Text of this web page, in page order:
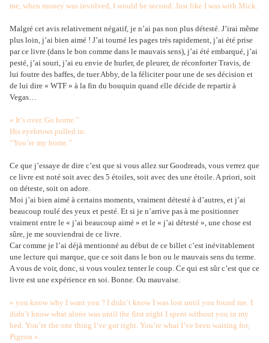
me, when money was involved, I would be second. Just like I was with Mick.
Malgré cet avis relativement négatif, je n’ai pas non plus détesté. J’irai même
plus loin, j’ai bien aimé ! J’ai tourné les pages très rapidement, j’ai été prise
par ce livre (dans le bon comme dans le mauvais sens), j’ai été embarqué, j’ai
pesté, j’ai souri, j’ai eu envie de hurler, de pleurer, de réconforter Travis, de
lui foutre des baffes, de tuer Abby, de la féliciter pour une de ses décision et
de lui dire « WTF » à la fin du bouquin quand elle décide de repartir à
Vegas…
« It’s over. Go home.”
His eyebrows pulled in.
“You’re my home.”
Ce que j’essaye de dire c’est que si vous allez sur Goodreads, vous verrez que
ce livre est noté soit avec des 5 étoiles, soit avec des une étoile. A priori, soit
on déteste, soit on adore.
Moi j’ai bien aimé à certains moments, vraiment détesté à d’autres, et j’ai
beaucoup roulé des yeux et pesté. Et si je n’arrive pas à me positionner
vraiment entre le « j’ai beaucoup aimé » et le « j’ai détesté », une chose est
sûre, je me souviendrai de ce livre.
Car comme je l’ai déjà mentionné au début de ce billet c’est inévitablement
une lecture qui marque, que ce soit dans le bon ou le mauvais sens du terme.
A vous de voir, donc, si vous voulez tenter le coup. Ce qui est sûr c’est que ce
livre est une expérience en soi. Bonne. Ou mauvaise.
« you know why I want you ? I didn’t know I was lost until you found me. I
didn’t know what alone was until the first night I spent without you in my
bed. You’re the one thing I’ve got right. You’re what I’ve been waiting for,
Pigeon ».